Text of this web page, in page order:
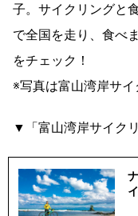
子。サイクリングと
で全国を走り、食べま
をチェック！
※写真は富山湾岸サ
▼「富山湾岸サイク